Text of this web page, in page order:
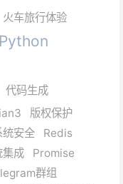
火车旅行体验
Python
代码生成
版权保护
统安全
Redis
集成
Promise
群组